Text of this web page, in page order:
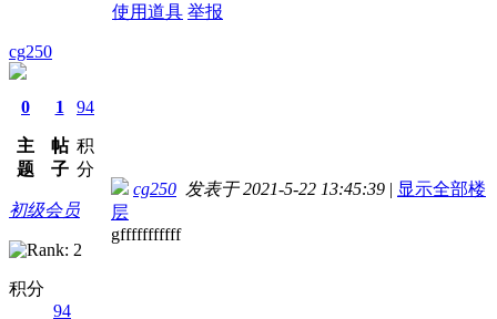
使用道具 举报
cg250
0
主
题
1
帖
子
94
积
分
初级会员
积分
94
cg250 发表于 2021-5-22 13:45:39 | 显示全部楼
层
gfffffffffff